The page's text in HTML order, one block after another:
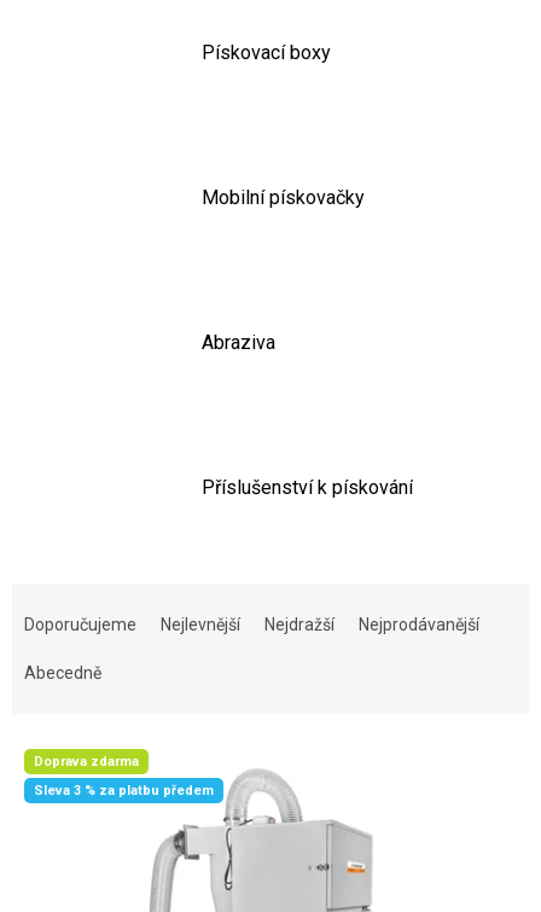
Pískovací boxy
Mobilní pískovačky
Abraziva
Příslušenství k pískování
Doporučujeme Nejlevnější Nejdražší Nejprodávanější
Abecedně
Výpis produktů
Doprava zdarma
Sleva 3 % za platbu předem